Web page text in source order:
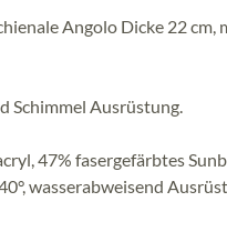
Angolo Dicke 22 cm,
Schimmel Ausrüstung.
47% fasergefärbtes
wasserabweisend